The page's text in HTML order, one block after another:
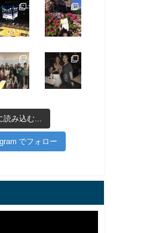
読み込む...
でフォロー